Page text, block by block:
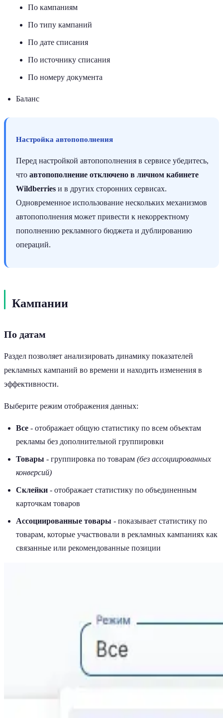
По кампаниям
По типу кампаний
По дате списания
По источнику списания
По номеру документа
Баланс
Настройка автопополнения
Перед настройкой автопополнения в сервисе убедитесь,
что автопополнение отключено в личном кабинете
Wildberries и в других сторонних сервисах.
Одновременное использование нескольких механизмов
автопополнения может привести к некорректному
пополнению рекламного бюджета и дублированию
операций.
Кампании
По датам
Раздел позволяет анализировать динамику показателей
рекламных кампаний во времени и находить изменения в
эффективности.
Выберите режим отображения данных:
Все - отображает общую статистику по всем объектам
рекламы без дополнительной группировки
Товары - группировка по товарам (без ассоциированных
конверсий)
Склейки - отображает статистику по объединенным
карточкам товаров
Ассоциированные товары - показывает статистику по
товарам, которые участвовали в рекламных кампаниях как
связанные или рекомендованные позиции